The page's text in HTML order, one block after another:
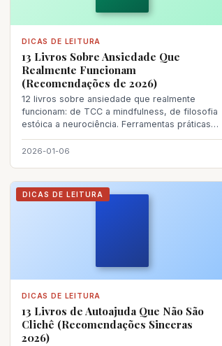
DICAS DE LEITURA
13 Livros Sobre Ansiedade Que
Realmente Funcionam
(Recomendações de 2026)
12 livros sobre ansiedade que realmente
funcionam: de TCC a mindfulness, de filosofia
estóica a neurociência. Ferramentas práticas
2026-01-06
DICAS DE LEITURA
DICAS DE LEITURA
13 Livros de Autoajuda Que Não São
Clichê (Recomendações Sinceras
2026)